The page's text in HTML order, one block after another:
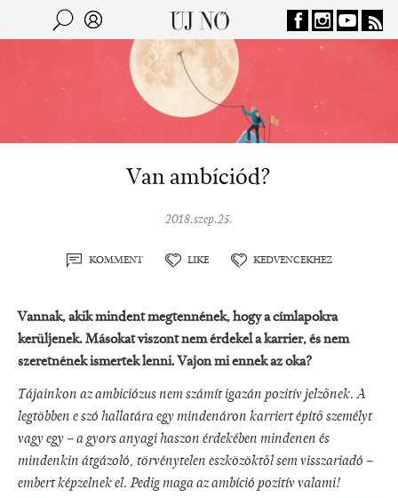
Jump to navigation
Kereső
Van ambíciód?
2018.szep.25.
KOMMENT LIKE KEDVENCEKHEZ
Vannak, akik mindent megtennének, hogy a címlapokra
kerüljenek. Másokat viszont nem érdekel a karrier, és nem
szeretnének ismertek lenni. Vajon mi ennek az oka?
Tájainkon az ambiciózus nem számít igazán pozitív jelzőnek. A
legtöbben e szó hallatára egy mindenáron karriert építő személyt
vagy egy – a gyors anyagi haszon érdekében mindenen és
mindenkin átgázoló, törvénytelen eszközöktől sem visszariadó –
embert képzelnek el. Pedig maga az ambíció pozitív valami!